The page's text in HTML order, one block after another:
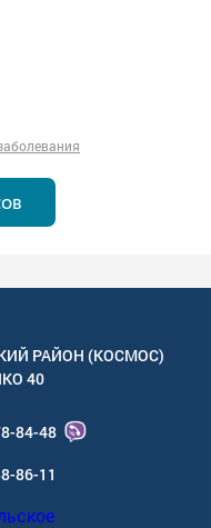
РАЙОН (КОСМОС)
40
84-48
86-11